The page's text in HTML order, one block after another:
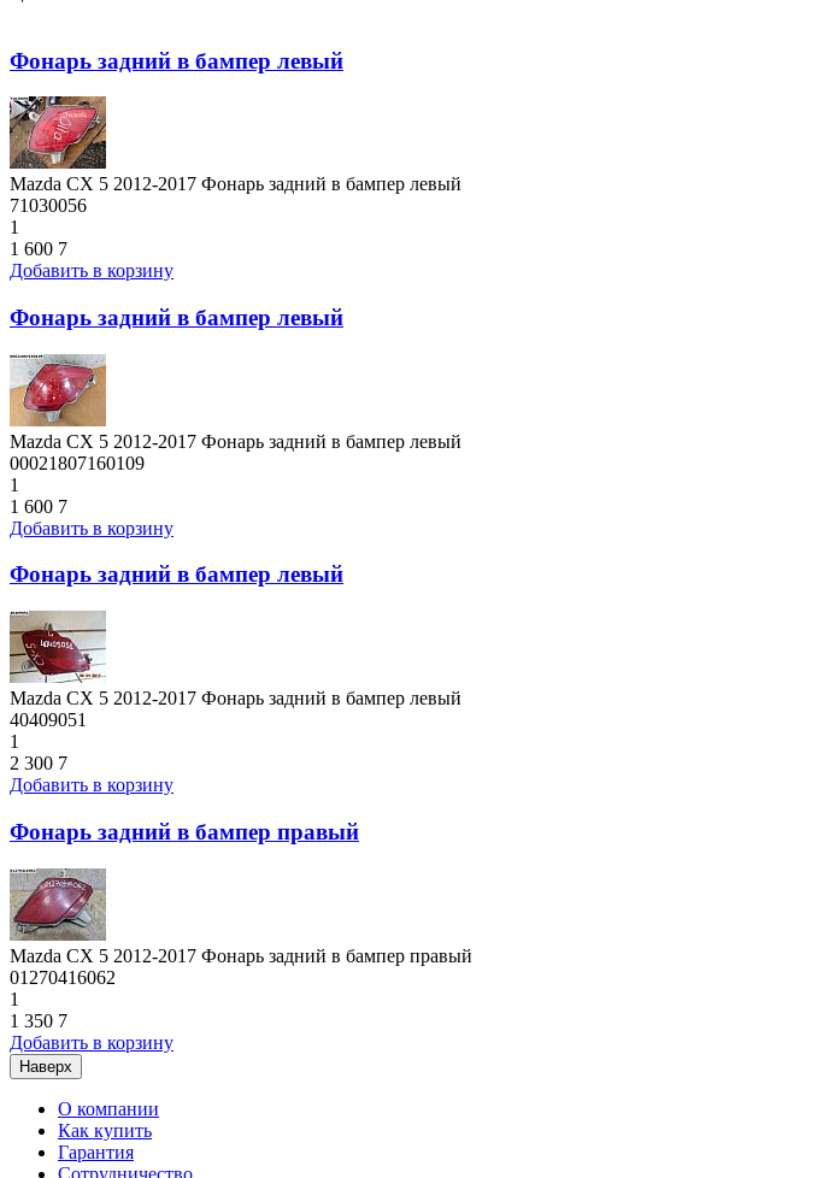
Фонарь задний в бампер левый
Mazda CX 5 2012-2017 Фонарь задний в бампер левый
71030056
1
1 600 7
Добавить в корзину
Фонарь задний в бампер левый
Mazda CX 5 2012-2017 Фонарь задний в бампер левый
00021807160109
1
1 600 7
Добавить в корзину
Фонарь задний в бампер левый
Mazda CX 5 2012-2017 Фонарь задний в бампер левый
40409051
1
2 300 7
Добавить в корзину
Фонарь задний в бампер правый
Mazda CX 5 2012-2017 Фонарь задний в бампер правый
01270416062
1
1 350 7
Добавить в корзину
Наверх
О компании
Как купить
Гарантия
Сотрудничество